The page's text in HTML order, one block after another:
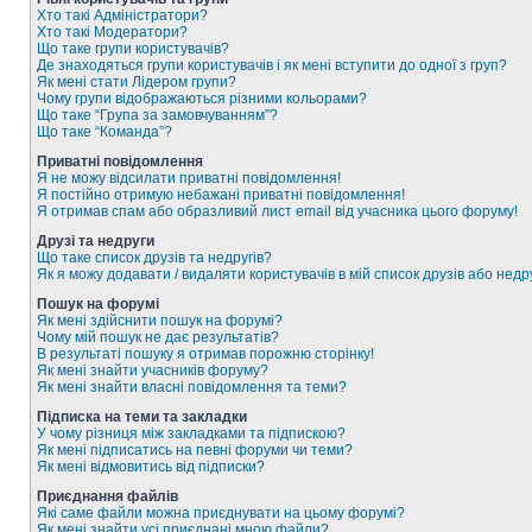
Хто такі Адміністратори?
Хто такі Модератори?
Що таке групи користувачів?
Де знаходяться групи користувачів і як мені вступити до одної з груп?
Як мені стати Лідером групи?
Чому групи відображаються різними кольорами?
Що таке “Група за замовчуванням”?
Що таке “Команда”?
Приватні повідомлення
Я не можу відсилати приватні повідомлення!
Я постійно отримую небажані приватні повідомлення!
Я отримав спам або образливий лист email від учасника цього форуму!
Друзі та недруги
Що таке список друзів та недругів?
Як я можу додавати / видаляти користувачів в мій список друзів або
Пошук на форумі
Як мені здійснити пошук на форумі?
Чому мій пошук не дає результатів?
В результаті пошуку я отримав порожню сторінку!
Як мені знайти учасників форуму?
Як мені знайти власні повідомлення та теми?
Підписка на теми та закладки
У чому різниця між закладками та підпискою?
Як мені підписатись на певні форуми чи теми?
Як мені відмовитись від підписки?
Приєднання файлів
Які саме файли можна приєднувати на цьому форумі?